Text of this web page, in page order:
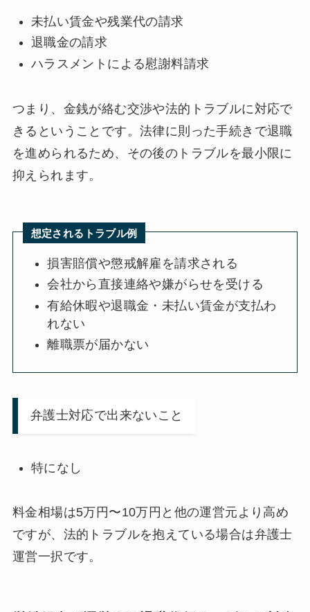
未払い賃金や残業代の請求
退職金の請求
ハラスメントによる慰謝料請求
つまり、金銭が絡む交渉や法的トラブルに対応で
きるということです。法律に則った手続きで退職
を進められるため、その後のトラブルを最小限に
抑えられます。
想定されるトラブル例
損害賠償や懲戒解雇を請求される
会社から直接連絡や嫌がらせを受ける
有給休暇や退職金・未払い賃金が支払わ
れない
離職票が届かない
弁護士対応で出来ないこと
特になし
料金相場は5万円〜10万円と他の運営元より高め
ですが、法的トラブルを抱えている場合は弁護士
運営一択です。